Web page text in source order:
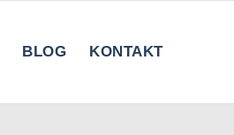
BLOG KONTAKT